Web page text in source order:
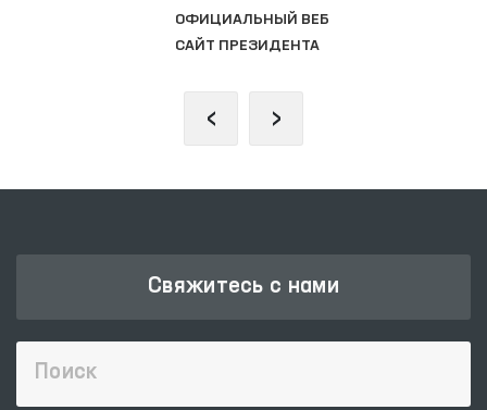
ОФИЦИАЛЬНЫЙ ВЕБ
САЙТ ПРЕЗИДЕНТА
‹ ›
Свяжитесь с нами